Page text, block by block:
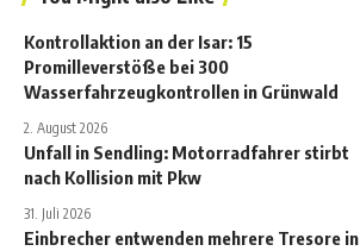
Kontrollaktion an der Isar: 15
Promilleverstöße bei 300
Wasserfahrzeugkontrollen in Grünwald
2. August 2026
Unfall in Sendling: Motorradfahrer stirbt
nach Kollision mit Pkw
31. Juli 2026
Einbrecher entwenden mehrere Tresore in